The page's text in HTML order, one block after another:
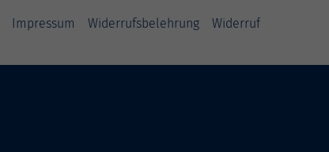
Impressum Widerrufsbelehrung Widerruf